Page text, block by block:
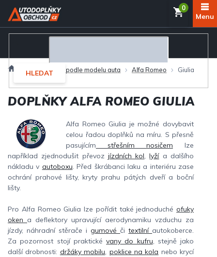
Přejít
obsah
HLEDAT
Autodoplňky podle modelu auta Alfa Romeo Giulia
DOPLŇKY ALFA ROMEO GIULIA
Alfa Romeo Giulia je možné dovybavit
celou řadou doplňků na míru. S přesně
pasujícím střešním nosičem lze
například zjednodušit převoz jízdních kol,lyžía dalšího
nákladu v autoboxu. Před škrábanci laku a interiéru zase
ochrání prahové lišty, kryty prahu pátých dveří a boční
lišty.
Pro Alfa Romeo Giulia lze pořídit také jednoduché ofuky
oken a deflektory upravující aerodynamiku vzduchu za
jízdy, náhradní stěrače i gumové či textilní autokoberce.
Za pozornost stojí praktické vany do kufru, stejně jako
další drobnosti: držáky mobilu, poklice na kola nebo krycí